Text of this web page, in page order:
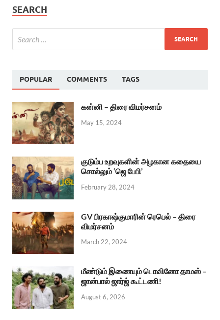
SEARCH
POPULAR COMMENTS TAGS
கன்னி – திரை விமர்சனம்
May 15, 2024
குடும்ப உறவுகளின் அழகான கதையை
சொல்லும் ‘ஜெ பேபி’
February 28, 2024
GV பிரகாஷ்குமாரின் ரெபெல் – திரை
விமர்சனம்
March 22, 2024
மீண்டும் இணையும் டொவினோ தாமஸ் –
ஜான்பால் ஜார்ஜ் கூட்டணி!
August 6, 2026